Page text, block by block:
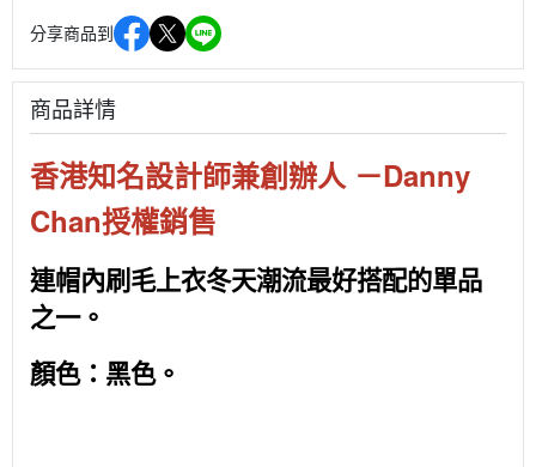
分享商品到
商品詳情
香港知名設計師兼創辦人 －Danny
Chan授權銷售
連帽內刷毛上衣冬天潮流最好搭配的單品
之一。
顏色：黑色。